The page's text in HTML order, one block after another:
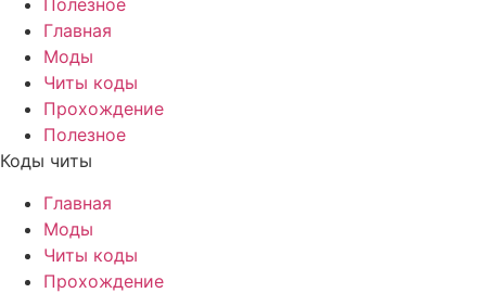
Полезное
Главная
Моды
Читы коды
Прохождение
Полезное
Коды читы
Главная
Моды
Читы коды
Прохождение